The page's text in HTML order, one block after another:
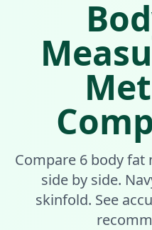
Compare 6 body
side by side.
skinfold. See